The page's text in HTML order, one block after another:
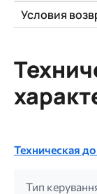
Условия
Техническая
Тип